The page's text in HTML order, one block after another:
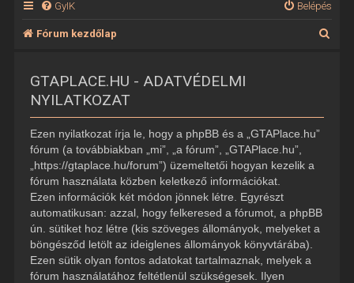
GyIK Belépés
Fórum kezdőlap
GTAPLACE.HU - ADATVÉDELMI
NYILATKOZAT
Ezen nyilatkozat írja le, hogy a phpBB és a „GTAPlace.hu”
fórum (a továbbiakban „mi”, „a fórum”, „GTAPlace.hu”,
„https://gtaplace.hu/forum”) üzemeltetői hogyan kezelik a
fórum használata közben keletkező információkat.
Ezen információk két módon jönnek létre. Egyrészt
automatikusan: azzal, hogy felkeresed a fórumot, a phpBB
ún. sütiket hoz létre (kis szöveges állományok, melyeket a
böngésződ letölt az ideiglenes állományok könyvtárába).
Ezen sütik olyan fontos adatokat tartalmaznak, melyek a
fórum használatához feltétlenül szükségesek. Ilyen